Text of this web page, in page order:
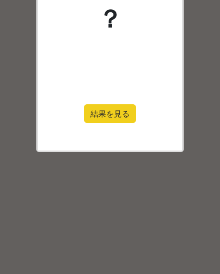
？
SR
結果を見る